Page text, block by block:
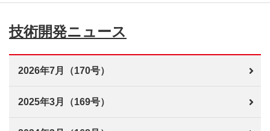
技術開発ニュース
2026年7月（170号）
2025年3月（169号）